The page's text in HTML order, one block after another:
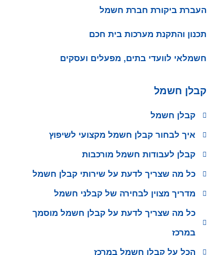
העברת ביקורת חברת חשמל
תכנון והתקנת מערכות בית חכם
חשמלאי לוועדי בתים, מפעלים ועסקים
קבלן חשמל
קבלן חשמל
איך לבחור קבלן חשמל מקצועי לשיפוץ
קבלן לעבודות חשמל מורכבות
כל מה שצריך לדעת על שירותי קבלן חשמל
מדריך מצוין לבחירה של קבלני חשמל
כל מה שצריך לדעת על קבלן חשמל מוסמך
במרכז
הכל על קבלן חשמל במרכז